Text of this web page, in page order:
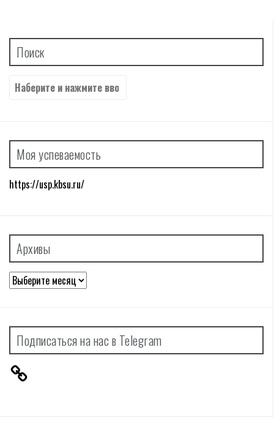
Поиск
Найти:
Моя успеваемость
https://usp.kbsu.ru/
Архивы
Архивы
Подписаться на нас в Telegram